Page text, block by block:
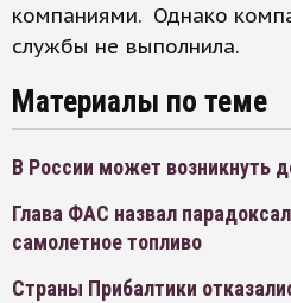
компаниями. Однако
службы не выполнила.
Материалы по теме
В России может возникнуть
Глава ФАС назвал
самолетное топливо
Страны Прибалтики